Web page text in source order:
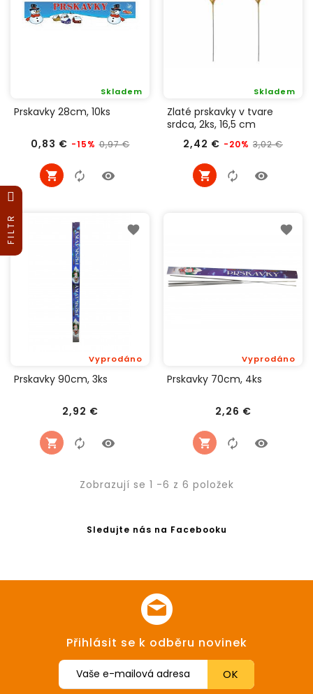
Prskavky 28cm, 10ks
0,83 € Běžná
-15% 0,97 €
Skladem
Cena
Zlaté prskavky v tvare
srdca, 2ks, 16,5 cm
2,42 € Běžná
-20% 3,02 €
Skladem
Cena
Prskavky 90cm, 3ks
2,92 €
Vyprodáno
Cena
Prskavky 70cm, 4ks
2,26 €
Vyprodáno
Cena
Zobrazují se 1 -6 z 6 položek
Sledujte nás na Facebooku
Přihlásit se k odběru novinek
FILTR